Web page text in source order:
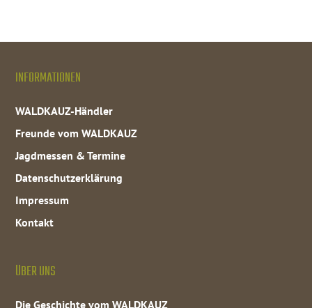
INFORMATIONEN
WALDKAUZ-Händler
Freunde vom WALDKAUZ
Jagdmessen & Termine
Datenschutzerklärung
Impressum
Kontakt
ÜBER UNS
Die Geschichte vom WALDKAUZ